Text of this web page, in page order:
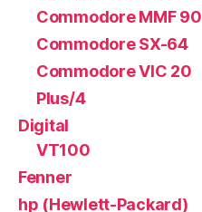
Commodore MMF
Commodore SX-64
Commodore VIC 20
Plus/4
Digital
VT100
Fenner
hp (Hewlett-Packard)